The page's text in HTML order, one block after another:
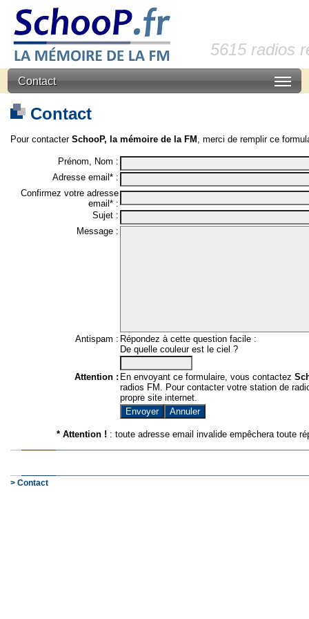
5615 radios
Contact
Contact
Pour contacter SchooP, la mémoire de la FM , merci de remplir ce
Prénom, Nom :
Adresse email* :
Confirmez votre adresse
email* :
Sujet :
Message :
Antispam : Répondez à cette question facile :
De quelle couleur est le ciel ?
Attention : En envoyant ce formulaire, vous contactez
radios FM. Pour contacter votre station de
propre site internet.
* Attention ! : toute adresse email invalide empêchera toute
> Contact